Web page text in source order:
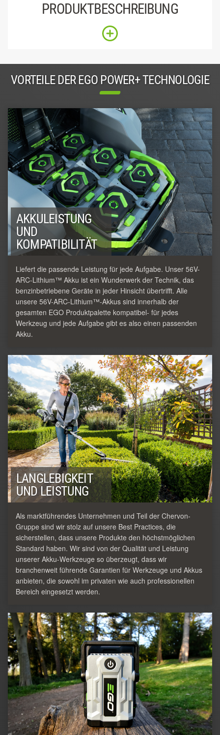
PRODUKTBESCHREIBUNG
VORTEILE DER EGO POWER+ TECHNOLOGIE
AKKULEISTUNG
UND
KOMPATIBILITÄT
Liefert die passende Leistung für jede Aufgabe. Unser 56V-
ARC-Lithium™ Akku ist ein Wunderwerk der Technik, das
benzinbetriebene Geräte in jeder Hinsicht übertrifft. Alle
unsere 56V-ARC-Lithium™-Akkus sind innerhalb der
gesamten EGO Produktpalette kompatibel- für jedes
Werkzeug und jede Aufgabe gibt es also einen passenden
Akku.
LANGLEBIGKEIT
UND LEISTUNG
Als marktführendes Unternehmen und Teil der Chervon-
Gruppe sind wir stolz auf unsere Best Practices, die
sicherstellen, dass unsere Produkte den höchstmöglichen
Standard haben. Wir sind von der Qualität und Leistung
unserer Akku-Werkzeuge so überzeugt, dass wir
branchenweit führende Garantien für Werkzeuge und Akkus
anbieten, die sowohl im privaten wie auch professionellen
Bereich eingesetzt werden.